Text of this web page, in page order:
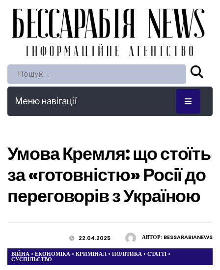
Пошук:
Меню навігації
Умова Кремля: що стоїть
за «готовністю» Росії до
переговорів з Україною
АВТОР: BESSARABIANEWS
22.04.2025
ВІЙНА • ЕКОНОМІКА • КРИМІНАЛ • ПОЛІТИКА • СТАТТІ •
СУСПІЛЬСТВО